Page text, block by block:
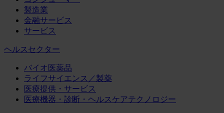
製造業
金融サービス
サービス
ヘルスセクター
バイオ医薬品
ライフサイエンス／製薬
医療提供・サービス
医療機器・診断・ヘルスケアテクノロジー